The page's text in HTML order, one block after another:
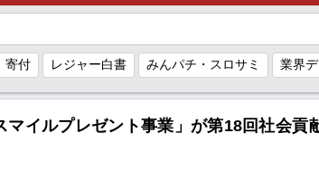
寄付 レジャー白書 みんパチ・スロサミ 業界
マイルプレゼント事業」が第18回社会貢